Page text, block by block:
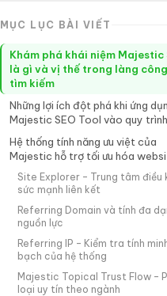
MỤC LỤC BÀI VIẾT
Khám phá khái niệm Majestic
là gì và vị thế trong làng
tìm kiếm
Những lợi ích đột phá khi ứng
Majestic SEO Tool vào quy
Hệ thống tính năng ưu việt của
Majestic hỗ trợ tối ưu hóa
Site Explorer – Trung tâm điều
sức mạnh liên kết
Referring Domain và tính đa
nguồn lực
Referring IP – Kiểm tra tính
bạch của hệ thống
Majestic Topical Trust Flow –
loại uy tín theo ngành